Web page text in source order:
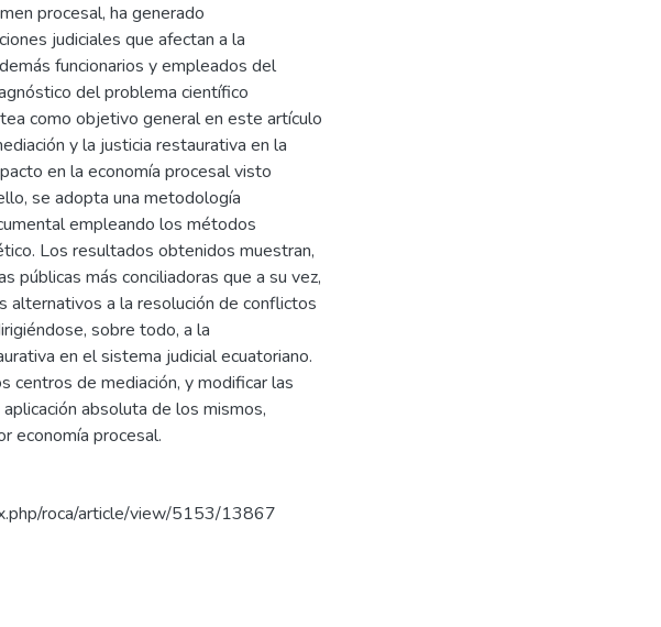
procesal, ha generado
judiciales que afectan a la
funcionarios y empleados del
del problema científico
como objetivo general en este artículo
y la justicia restaurativa en la
en la economía procesal visto
se adopta una metodología
empleando los métodos
Los resultados obtenidos muestran,
públicas más conciliadoras que a su vez,
alternativos a la resolución de conflictos
sobre todo, a la
en el sistema judicial ecuatoriano.
centros de mediación, y modificar las
absoluta de los mismos,
economía procesal.
roca/article/view/5153/13867